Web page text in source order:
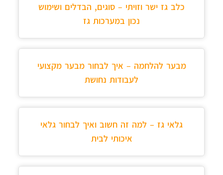
כלב גז ישר וזויתי – סוגים, הבדלים ושימוש
נכון במערכות גז
מבער להלחמה – איך לבחור מבער מקצועי
לעבודות נחושת
גלאי גז – למה זה חשוב ואיך לבחור גלאי
איכותי לבית